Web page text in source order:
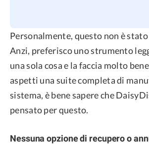
Personalmente, questo non è
Anzi, preferisco uno strumento
una sola cosa e la faccia molto
aspetti una suite completa di
sistema, è bene sapere che
pensato per questo.
Nessuna opzione di recupero o